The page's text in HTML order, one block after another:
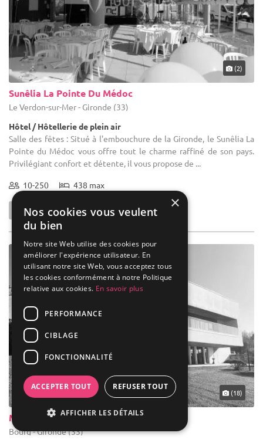
(2)
Sunêlia La Pointe Du Médoc
Le Verdon-sur-Mer - Gironde (33)
Hôtel / Hôtellerie de plein air
Salle des fêtes : Situé à l'embouchure de la Gironde, le Sunêlia La
Pointe du Médoc vous offre tout le charme raffiné de son pays.
Privilégiant confort et détente, il vous propose de ...
10-250 438 max
(18)
Maison du Vin des Côtes de Bourg
Bourg - Gironde (33)
×
Nos cookies vous veulent
du bien
Notre site Web utilise des cookies pour
améliorer l'expérience utilisateur. En
utilisant notre site Web, vous acceptez tous
les cookies conformément à notre Politique
relative aux cookies. En savoir plus
PERFORMANCE
CIBLAGE
FONCTIONNALITÉ
ACCEPTER TOUT REFUSER TOUT
AFFICHER LES DÉTAILS